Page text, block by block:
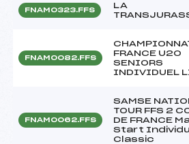
FNAM0323.FFS
LA
FNAM0082.FFS
FRANCE U20
SENIORS
INDIVIDUEL
FNAM0062.FFS
SAMSE
TOUR FFS 2
DE FRANCE
Start
Classic